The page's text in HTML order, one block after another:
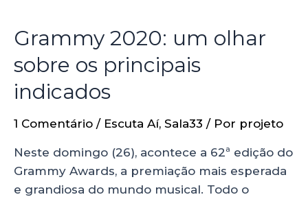
Grammy 2020: um olhar
sobre os principais
indicados
1 Comentário / Escuta Aí, Sala33 / Por projeto
Neste domingo (26), acontece a 62ª edição do
Grammy Awards, a premiação mais esperada
e grandiosa do mundo musical. Todo o